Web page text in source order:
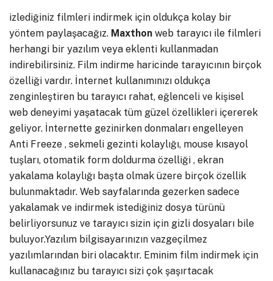
izlediğiniz filmleri indirmek için oldukça kolay bir
yöntem paylaşacağız. Maxthon web tarayıcı ile filmleri
herhangi bir yazılım veya eklenti kullanmadan
indirebilirsiniz. Film indirme haricinde tarayıcının birçok
özelliği vardır. İnternet kullanımınızı oldukça
zenginleştiren bu tarayıcı rahat, eğlenceli ve kişisel
web deneyimi yaşatacak tüm güzel özellikleri içererek
geliyor. İnternette gezinirken donmaları engelleyen
Anti Freeze , sekmeli gezinti kolaylığı, mouse kısayol
tuşları, otomatik form doldurma özelliği , ekran
yakalama kolaylığı başta olmak üzere birçok özellik
bulunmaktadır. Web sayfalarında gezerken sadece
yakalamak ve indirmek istediğiniz dosya türünü
belirliyorsunuz ve tarayıcı sizin için gizli dosyaları bile
buluyor.Yazılım bilgisayarınızın vazgeçilmez
yazılımlarından biri olacaktır. Eminim film indirmek için
kullanacağınız bu tarayıcı sizi çok şaşırtacak